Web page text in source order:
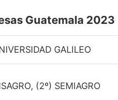
Guatemala 2023
GALILEO
(2º) SEMIAGRO